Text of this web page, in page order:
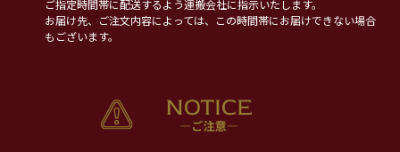
ご指定時間帯に配送するよう運搬会社に指示いたします。
お届け先、ご注文内容によっては、この時間帯にお届けできない場合
もございます。